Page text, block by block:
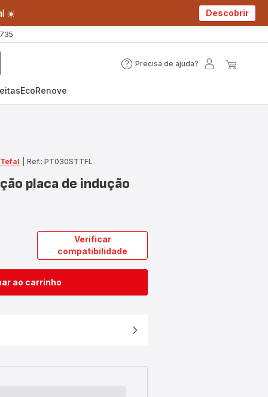
☀️ Descobrir
Precisa de ajuda?
Precisa
EcoRenove
Ref.: PT030STTFL
placa de indução
Verificar
compatibilidade
ao carrinho